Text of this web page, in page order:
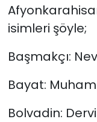
isimleri şöyle;
Başmakçı:
Bayat:
Bolvadin: